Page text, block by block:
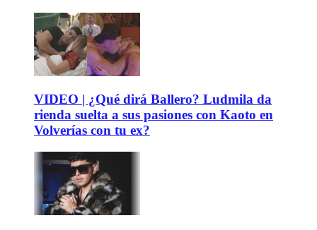
VIDEO | ¿Qué dirá Ballero? Ludmila da
rienda suelta a sus pasiones con Kaoto en
Volverías con tu ex?